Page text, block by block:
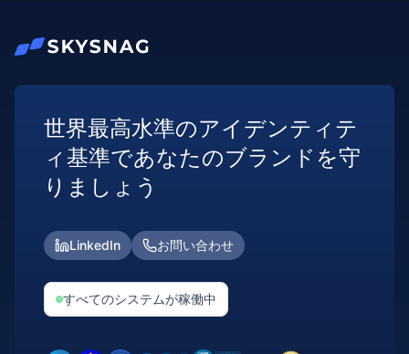
世界最高水準のアイデンティテ
ィ基準であなたのブランドを守
りましょう
LinkedIn お問い合わせ
すべてのシステムが稼働中